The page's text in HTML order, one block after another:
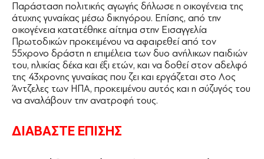
Παράσταση πολιτικής αγωγής δήλωσε η οικογένεια της
άτυχης γυναίκας μέσω δικηγόρου. Επίσης, από την
οικογένεια κατατέθηκε αίτημα στην Εισαγγελία
Πρωτοδικών προκειμένου να αφαιρεθεί από τον
55χρονο δράστη η επιμέλεια των δυο ανήλικων παιδιών
του, ηλικίας δέκα και έξι ετών, και να δοθεί στον αδελφό
της 43χρονης γυναίκας που ζει και εργάζεται στο Λος
Άντζελες των ΗΠΑ, προκειμένου αυτός και η σύζυγός του
να αναλάβουν την ανατροφή τους.
ΔΙΑΒΑΣΤΕ ΕΠΙΣΗΣ